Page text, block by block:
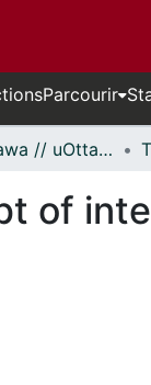
Parcourir
Thèses uOttawa // uOttawa Theses
of